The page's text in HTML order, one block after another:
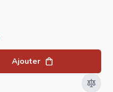
Ajouter